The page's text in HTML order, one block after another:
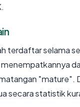
terdaftar selama
"mature".
secara statistik